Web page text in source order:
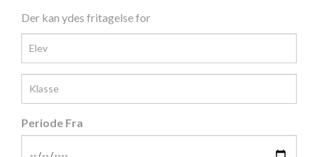
Der kan ydes fritagelse for
Periode Fra